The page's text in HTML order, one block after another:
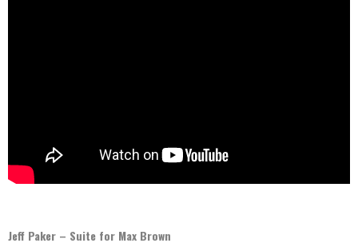
Jeff Paker – Suite for Max Brown